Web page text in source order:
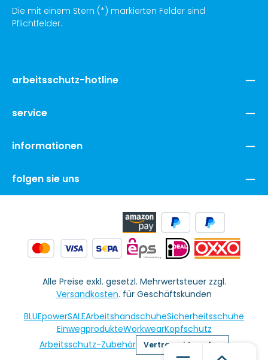
Die mit einem Stern (*) markierten Felder sind
Pflichtfelder.
arbeitsschutz-hotline
service
informationen
folgen sie uns
Alle Preise exkl. gesetzl. Mehrwertsteuer zzgl.
Versandkosten. für Geschäftskunden
BLUEpowerSALEArbeitshandschuheSicherheitsschuhe
EinwegprodukteWorkwearKopfschutz
Arbeitsschutz-Zubehör
Vertrag widerrufen